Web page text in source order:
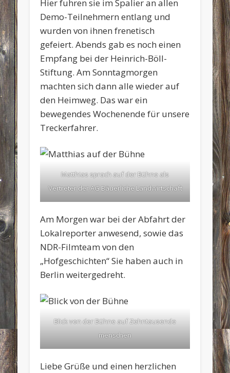
Hier fuhren sie im Spalier an allen
Demo-Teilnehmern entlang und
wurden von ihnen frenetisch
gefeiert. Abends gab es noch einen
Empfang bei der Heinrich-Böll-
Stiftung. Am Sonntagmorgen
machten sich dann alle wieder auf
den Heimweg. Das war ein
bewegendes Wochenende für unsere
Treckerfahrer.
Matthias sprach auf der Bühne als
Vertreter der AG Bäuerliche Landwirtschaft
Am Morgen war bei der Abfahrt der
Lokalreporter anwesend, sowie das
NDR-Filmteam von den
„Hofgeschichten“ Sie haben auch in
Berlin weitergedreht.
Blick von der Bühne auf Zehntausende
menschen
Liebe Grüße und einen herzlichen